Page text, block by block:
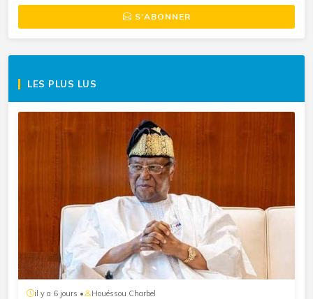
S'ABONNER
LES PLUS LUS
il y a 6 jours • Houéssou Charbel